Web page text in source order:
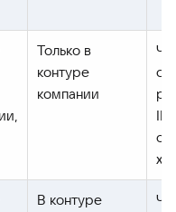
Только в
контуре
компании
В контуре